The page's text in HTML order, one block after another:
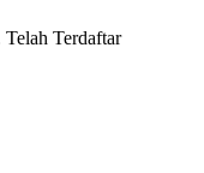
Terdaftar